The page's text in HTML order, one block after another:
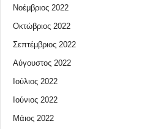
Νοέμβριος 2022
Οκτώβριος 2022
Σεπτέμβριος 2022
Αύγουστος 2022
Ιούλιος 2022
Ιούνιος 2022
Μάιος 2022